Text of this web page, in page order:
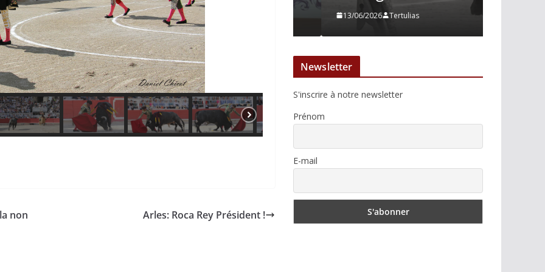
non
Arles: Roca Rey Président !
Castelnau 18/06/2026 Olivier Castelnau 13/06/2026 Tertulias
Newsletter
S'inscrire à notre newsletter
Prénom
E-mail